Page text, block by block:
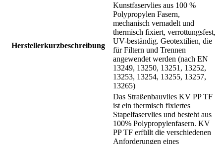
Herstellerkurzbeschreibung
Kunstfaservlies aus 100 %
Polypropylen Fasern,
mechanisch vernadelt und
thermisch fixiert, verrottungsfest,
UV-beständig. Geotextilien, die
für Filtern und Trennen
angewendet werden (nach EN
13249, 13250, 13251, 13252,
13253, 13254, 13255, 13257,
13265)
Das Straßenbauvlies KV PP TF
ist ein thermisch fixiertes
Stapelfaservlies und besteht aus
100% Polypropylenfasern. KV
PP TF erfüllt die verschiedenen
Anforderungen eines